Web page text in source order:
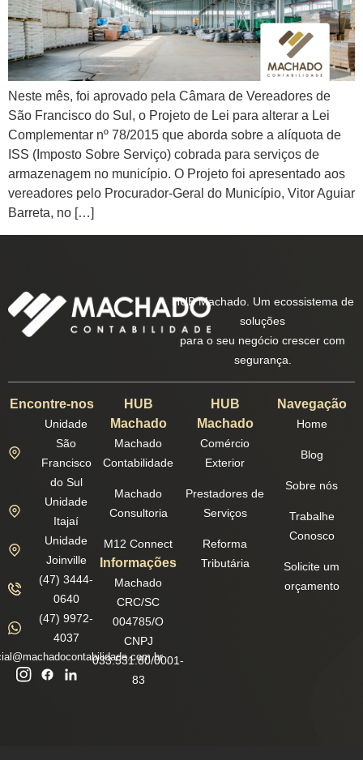
Neste mês, foi aprovado pela Câmara de Vereadores de
São Francisco do Sul, o Projeto de Lei para alterar a Lei
Complementar nº 78/2015 que aborda sobre a alíquota de
ISS (Imposto Sobre Serviço) cobrada para serviços de
armazenagem no município. O Projeto foi apresentado aos
vereadores pelo Procurador-Geral do Município, Vitor Aguiar
Barreta, no […]
HUB Machado. Um ecossistema de
soluções
para o seu negócio crescer com
segurança.
Encontre-nos
Unidade
São
Francisco
do Sul
Unidade
Itajaí
Unidade
Joinville
(47) 3444-
0640
(47) 9972-
4037
HUB
Machado
Machado
Contabilidade
Machado
Consultoria
M12 Connect
Informações
Machado
CRC/SC
004785/O
CNPJ
033.531.80/0001-
83
HUB
Machado
Comércio
Exterior
Prestadores de
Serviços
Reforma
Tributária
Navegação
Home
Blog
Sobre nós
Trabalhe
Conosco
Solicite um
orçamento